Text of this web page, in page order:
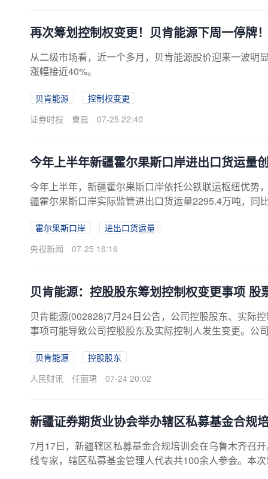
再次筹划控制权变更！贝肯能源下周一停牌
从二级市场看，近一个多月，贝肯能源股价迎来一波明
涨幅接近40%。
贝肯能源
控制权变更
证券时报
曹晨 07-25 22:40
今年上半年新疆霍尔果斯口岸进出口货运量
今年上半年，新疆霍尔果斯口岸依托公铁联运枢纽优
疆霍尔果斯口岸实际监管进出口货运量2295.4万吨，同
霍尔果斯口岸
进出口货运量
央视新闻
07-25 16:16
贝肯能源：控股股东筹划控制权变更事项 股
贝肯能源(002828)7月24日公告，公司控股股东、实际
事项可能导致公司控股股东及实际控制人发生变更。公
贝肯能源
控股股东
人民财讯
任丽珺 07-24 20:02
新疆证券期货业协会举办辖区私募基金合规
7月17日，新疆辖区私募基金合规培训会在乌鲁木齐召
线专家，辖区私募基金管理人代表共100余人参会。本